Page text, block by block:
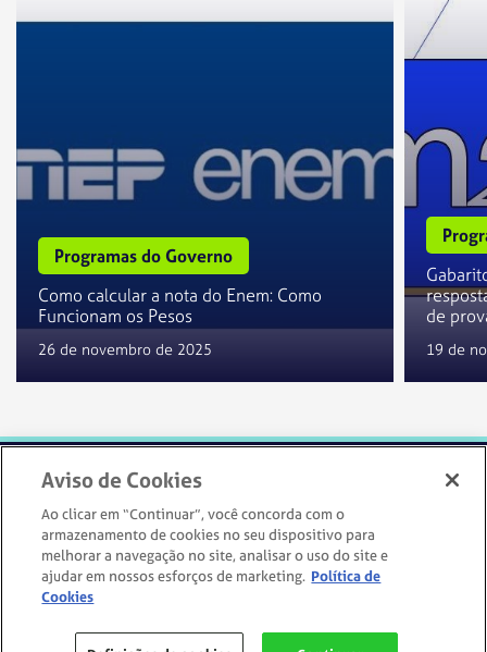
Programas do Governo
Como calcular a nota do Enem: Como
Funcionam os Pesos
26 de novembro de 2025
de
19 de
IR PARA O SITE
Aviso de Cookies
Ao clicar em “Continuar”, você concorda com o
armazenamento de cookies no seu dispositivo para
melhorar a navegação no site, analisar o uso do site e
ajudar em nossos esforços de marketing. Política de
Cookies